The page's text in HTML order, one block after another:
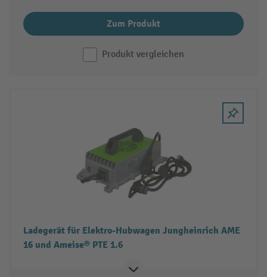
Zum Produkt
Produkt vergleichen
Ladegerät für Elektro-Hubwagen Jungheinrich AME
16 und Ameise® PTE 1.6